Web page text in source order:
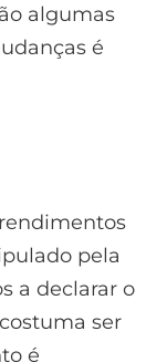
algumas
é
pela
a declarar o
ser
é